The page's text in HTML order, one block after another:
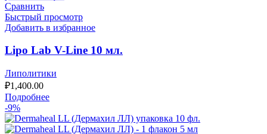
Сравнить
Быстрый просмотр
Добавить в избранное
Lipo Lab V-Line 10 мл.
Липолитики
₽1,400.00
Подробнее
-9%